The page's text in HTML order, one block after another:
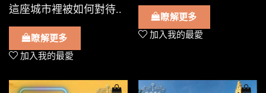
這座城市裡被如何對待..
瞭解更多
加入我的最愛
瞭解更多
加入我的最愛